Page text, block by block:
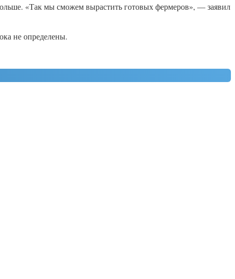
«Так мы сможем вырастить готовых фермеров», — заявил
не определены.